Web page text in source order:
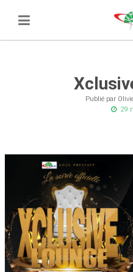
Publié par
29